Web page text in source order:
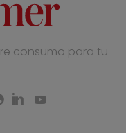
consumo para tu